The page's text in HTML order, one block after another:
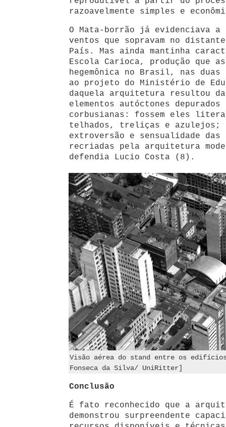
razoavelmente simples e
O Mata-borrão já evidenciava
ventos que sopravam no
País. Mas ainda mantinha
Escola Carioca, produção que
hegemônica no Brasil, nas duas
ao projeto do Ministério de
daquela arquitetura resultou da
elementos autóctones
corbusianas: fossem eles
telhados, treliças e azulejos;
extroversão e sensualidade das
recriadas pela arquitetura
defendia Lucio Costa (8).
Visão aérea do stand entre os
Fonseca da Silva/ UniRitter]
Conclusão
É fato reconhecido que a
demonstrou surpreendente